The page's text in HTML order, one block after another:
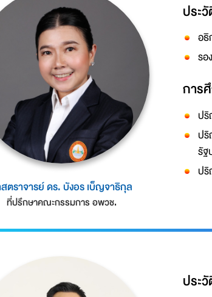
ตราจารย์ ดร. บังอร เบ็ญจาธิกุล
ที่ปรึกษาคณะกรรมการ อพวช.
ประ
อธิ
รอ
การ
ป
ป
รัฐ
ป
ประ